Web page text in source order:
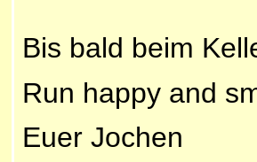
Bis bald beim
Run happy and
Euer Jochen